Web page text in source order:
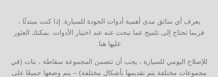
يعرف أي سائق مدى أهمية أدوات الجودة للسيارة. إذا كنت مبتدئًا ،
فربما تحتاج إلى تلميح عما تبحث عنه عند اختيار الأدوات. يمكنك العثور
عليها هنا.
للإصلاح اليومي للسيارة ، يجب أن تتضمن المجموعة سقاطة ، بتات (في
مجموعات مختلفة يتم تقديمها بأشكال مختلفة) – يتم وضعها جميعًا على